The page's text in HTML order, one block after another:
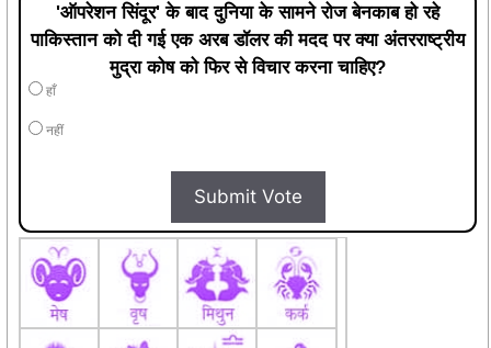
'ऑपरेशन सिंदूर' के बाद दुनिया के सामने रोज बेनकाब हो रहे
पाकिस्तान को दी गई एक अरब डॉलर की मदद पर क्या अंतरराष्ट्रीय
मुद्रा कोष को फिर से विचार करना चाहिए?
हाँ
नहीं
Submit Vote